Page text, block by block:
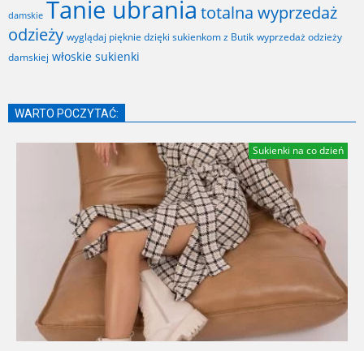
damskie Tanie ubrania totalna wyprzedaż
odzieży wyglądaj pięknie dzięki sukienkom z Butik wyprzedaż odzieży
damskiej włoskie sukienki
WARTO POCZYTAĆ:
Sukienki na co dzień